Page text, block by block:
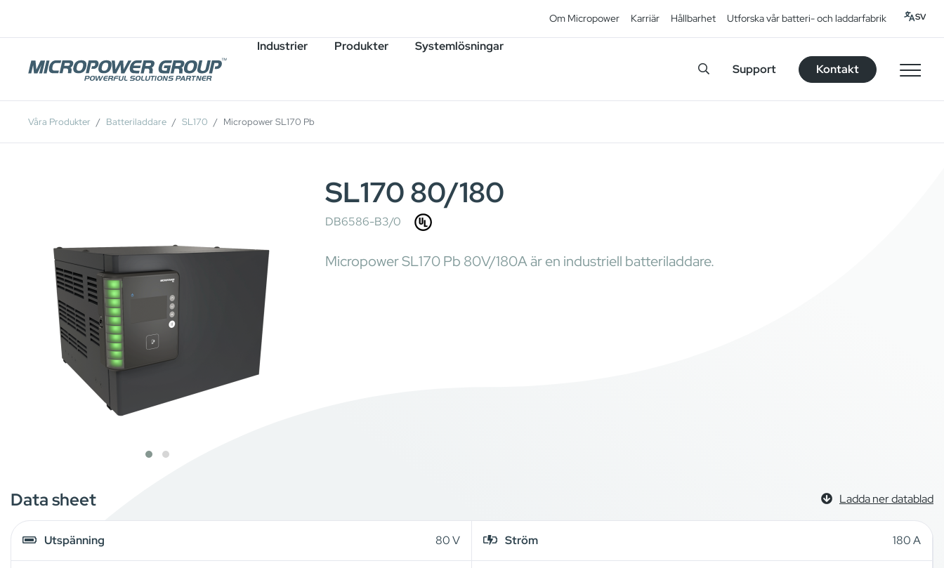
Om Micropower Karriär Hållbarhet Utforska vår batteri- och laddarfabrik SV
Industrier Produkter
Systemlösningar
Support
Kontakt
Lediga Tjänster
Våra Produkter Batteriladdare SL170 Micropower SL170 Pb
SL170 80/180
DB6586-B3/0
Micropower SL170 Pb 80V/180A är en industriell batteriladdare.
Data sheet Ladda ner datablad
Utspänning 80 V Ström 180 A